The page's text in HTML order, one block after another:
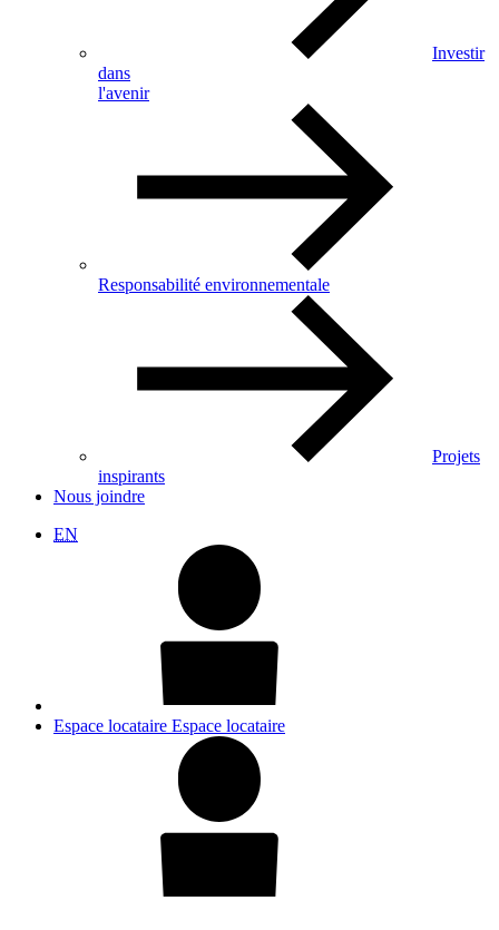
Investir
dans
l'avenir
Responsabilité environnementale
Projets
inspirants
Nous joindre
EN
Espace locataire Espace locataire